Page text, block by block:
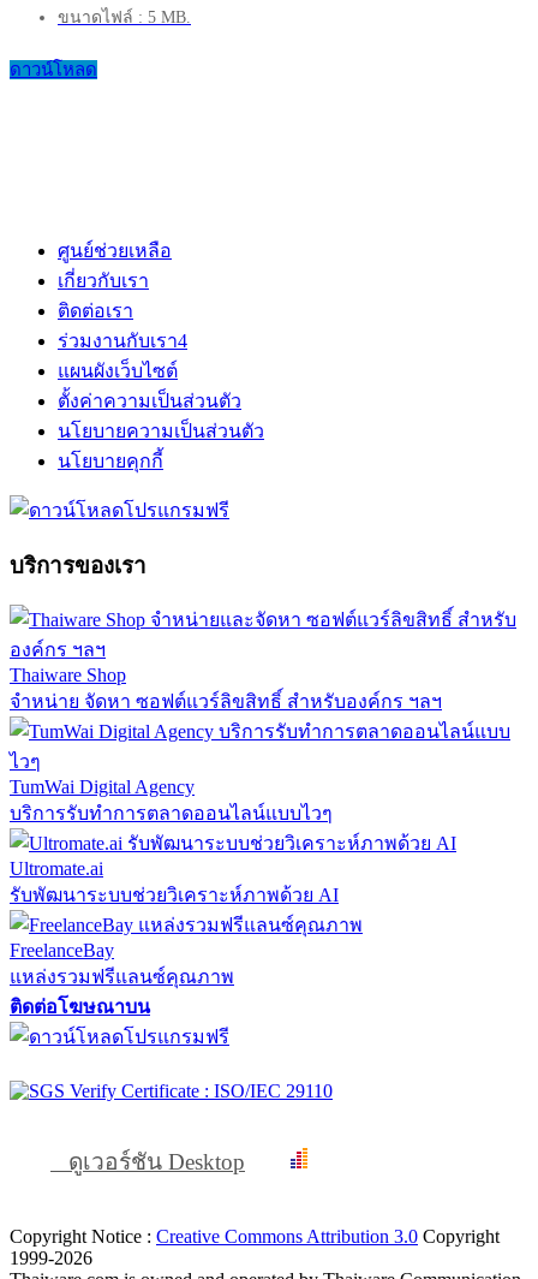
ขนาดไฟล์ : 5 MB.
ดาวน์โหลด
ศูนย์ช่วยเหลือ
เกี่ยวกับเรา
ติดต่อเรา
ร่วมงานกับเรา4
แผนผังเว็บไซต์
ตั้งค่าความเป็นส่วนตัว
นโยบายความเป็นส่วนตัว
นโยบายคุกกี้
บริการของเรา
Thaiware Shop
จำหน่าย จัดหา ซอฟต์แวร์ลิขสิทธิ์ สำหรับองค์กร ฯลฯ
TumWai Digital Agency
บริการรับทำการตลาดออนไลน์แบบไวๆ
Ultromate.ai
รับพัฒนาระบบช่วยวิเคราะห์ภาพด้วย AI
FreelanceBay
แหล่งรวมฟรีแลนซ์คุณภาพ
ติดต่อโฆษณาบน
ดูเวอร์ชัน Desktop
Copyright Notice : Creative Commons Attribution 3.0 Copyright
1999-2026